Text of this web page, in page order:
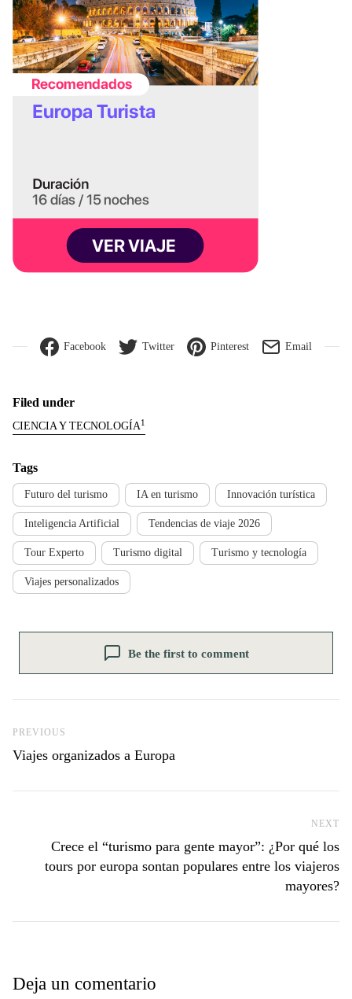
Facebook Twitter Pinterest Email
Filed under
CIENCIA Y TECNOLOGÍA1
Tags
Futuro del turismo IA en turismo Innovación turística
Inteligencia Artificial Tendencias de viaje 2026
Tour Experto Turismo digital Turismo y tecnología
Viajes personalizados
Be the first to comment
Previous Post
PREVIOUS
Viajes organizados a Europa
NEXT
Crece el “turismo para gente mayor”: ¿Por qué los
tours por europa sontan populares entre los viajeros
mayores?
Deja un comentario